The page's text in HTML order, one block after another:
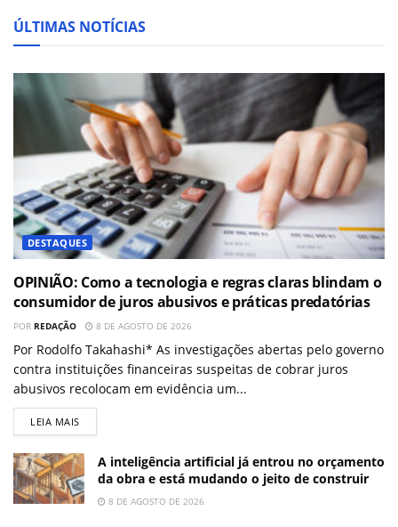
ÚLTIMAS NOTÍCIAS
DESTAQUES
OPINIÃO: Como a tecnologia e regras claras blindam o
consumidor de juros abusivos e práticas predatórias
POR REDAÇÃO 8 DE AGOSTO DE 2026
Por Rodolfo Takahashi* As investigações abertas pelo governo
contra instituições financeiras suspeitas de cobrar juros
abusivos recolocam em evidência um...
LEIA MAIS
A inteligência artificial já entrou no orçamento
da obra e está mudando o jeito de construir
8 DE AGOSTO DE 2026